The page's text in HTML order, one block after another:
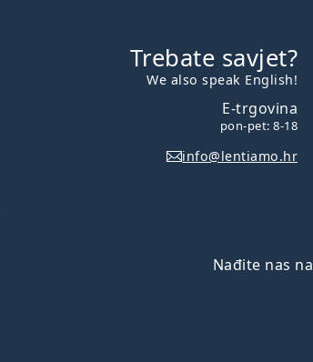
Trebate savjet?
We also speak English!
E-trgovina
pon-pet: 8-18
info@lentiamo.hr
Nađite nas na